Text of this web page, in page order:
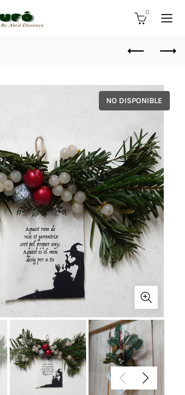
0
NO DISPONIBLE